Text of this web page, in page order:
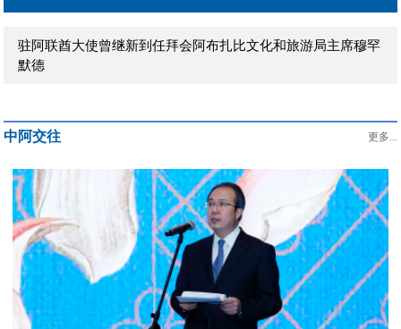
驻阿联酋大使曾继新到任拜会阿布扎比文化和旅游局主席穆罕
默德
中阿交往 更多...